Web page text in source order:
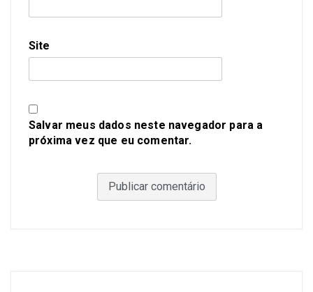
Site
Salvar meus dados neste navegador para a
próxima vez que eu comentar.